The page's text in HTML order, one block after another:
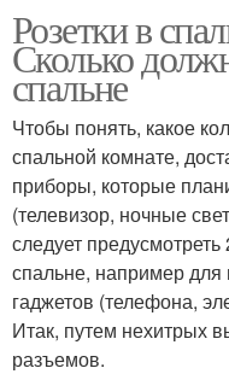
Розетки в
Сколько
спальне
Чтобы понять, какое
спальной комнате,
приборы, которые
(телевизор, ночные
следует
спальне, например для
гаджетов (телефона,
Итак, путем нехитрых
разъемов.